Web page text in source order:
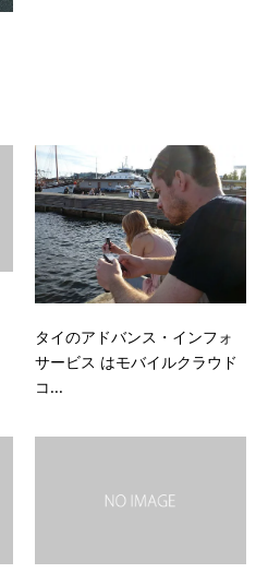
タイのアドバンス・インフォ
サービス はモバイルクラウド
コ...